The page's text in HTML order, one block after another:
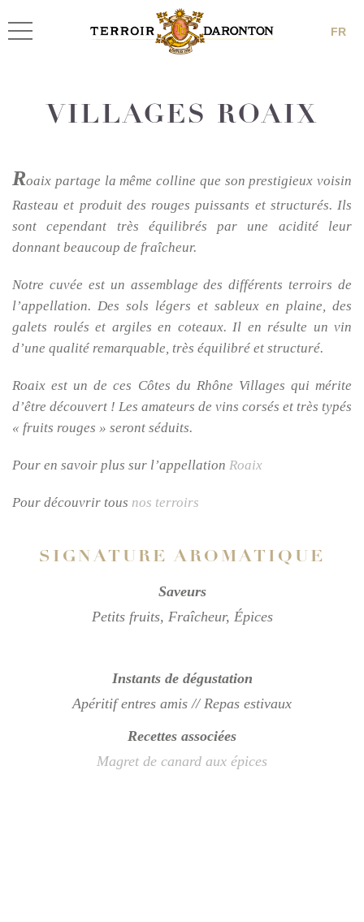
FR
VILLAGES ROAIX
Roaix partage la même colline que son prestigieux voisin
Rasteau et produit des rouges puissants et structurés. Ils
sont cependant très équilibrés par une acidité leur
donnant beaucoup de fraîcheur.
Notre cuvée est un assemblage des différents terroirs de
l’appellation. Des sols légers et sableux en plaine, des
galets roulés et argiles en coteaux. Il en résulte un vin
d’une qualité remarquable, très équilibré et structuré.
Roaix est un de ces Côtes du Rhône Villages qui mérite
d’être découvert ! Les amateurs de vins corsés et très typés
« fruits rouges » seront séduits.
Pour en savoir plus sur l’appellation Roaix
Pour découvrir tous nos terroirs
SIGNATURE AROMATIQUE
Saveurs
Petits fruits, Fraîcheur, Épices
Instants de dégustation
Apéritif entres amis // Repas estivaux
Recettes associées
Magret de canard aux épices